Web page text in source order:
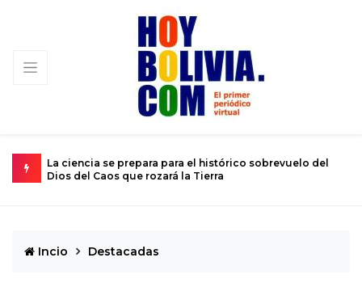
prepara para el histórico sobrevuelo del
que rozará la Tierra
El calvario de un
Incio Destacadas